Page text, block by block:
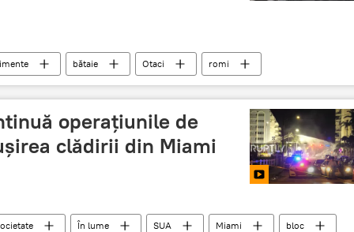
bătaie Otaci romi
operațiunile de
clădirii din Miami
În lume SUA Miami bloc